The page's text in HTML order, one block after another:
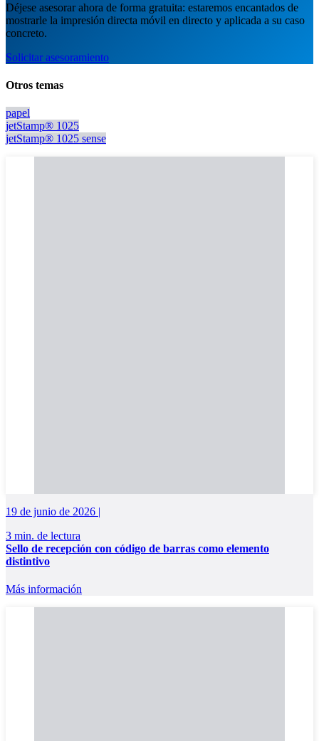
Déjese asesorar ahora de forma gratuita: estaremos encantados de
mostrarle la impresión directa móvil en directo y aplicada a su caso
concreto.
Solicitar asesoramiento
Otros temas
papel
jetStamp® 1025
jetStamp® 1025 sense
19 de junio de 2026 |
3 min. de lectura
Sello de recepción con código de barras como elemento
distintivo
Más información